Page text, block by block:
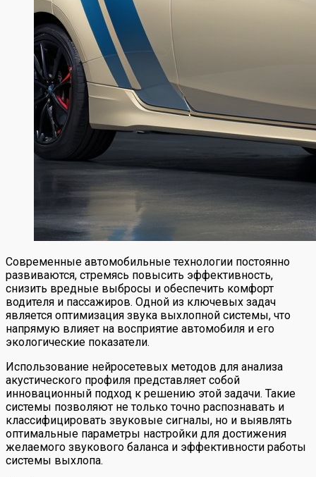
Современные автомобильные технологии постоянно
развиваются, стремясь повысить эффективность,
снизить вредные выбросы и обеспечить комфорт
водителя и пассажиров. Одной из ключевых задач
является оптимизация звука выхлопной системы, что
напрямую влияет на восприятие автомобиля и его
экологические показатели.
Использование нейросетевых методов для анализа
акустического профиля представляет собой
инновационный подход к решению этой задачи. Такие
системы позволяют не только точно распознавать и
классифицировать звуковые сигналы, но и выявлять
оптимальные параметры настройки для достижения
желаемого звукового баланса и эффективности работы
системы выхлопа.